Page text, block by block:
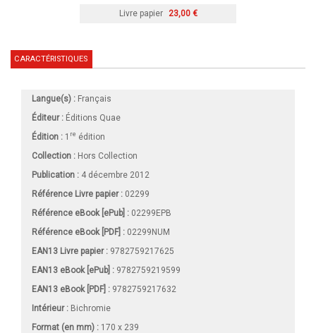
Livre papier 23,00 €
CARACTÉRISTIQUES
Langue(s) : Français
Éditeur : Éditions Quae
Édition : 1 re édition
Collection : Hors Collection
Publication : 4 décembre 2012
Référence Livre papier : 02299
Référence eBook [ePub] : 02299EPB
Référence eBook [PDF] : 02299NUM
EAN13 Livre papier : 9782759217625
EAN13 eBook [ePub] : 9782759219599
EAN13 eBook [PDF] : 9782759217632
Intérieur : Bichromie
Format (en mm) : 170 x 239